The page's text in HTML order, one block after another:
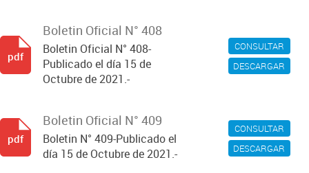
CONSULTAR
DESCARGAR
Boletin Oficial N° 408
Boletin Oficial N° 408-
Publicado el día 15 de
Octubre de 2021.-
pdf
CONSULTAR
DESCARGAR
Boletin Oficial N° 409
Boletin N° 409-Publicado el
día 15 de Octubre de 2021.-
pdf